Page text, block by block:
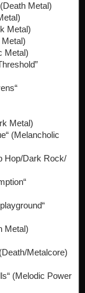
Metal)
Metal)
Metal)
Metal)
(Melancholic
Hop/Dark Rock/
Metal)
Metalcore)
(Melodic Power